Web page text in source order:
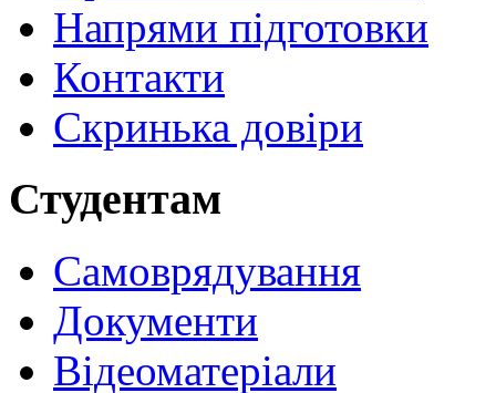
Напрями підготовки
Контакти
Скринька довіри
Студентам
Самоврядування
Документи
Відеоматеріали